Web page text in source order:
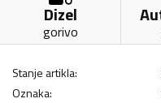
Dizel
gorivo
Stanje artikla:
Oznaka: